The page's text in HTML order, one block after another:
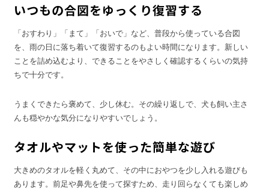
いつもの合図をゆっくり復習する
「おすわり」「まて」「おいで」など、普段から使っている合図
を、雨の日に落ち着いて復習するのもよい時間になります。新しい
ことを詰め込むより、できることをやさしく確認するくらいの気持
ちで十分です。
うまくできたら褒めて、少し休む。その繰り返しで、犬も飼い主さ
んも穏やかな気分になりやすいでしょう。
タオルやマットを使った簡単な遊び
大きめのタオルを軽く丸めて、その中におやつを少し入れる遊びも
あります。前足や鼻先を使って探すため、走り回らなくても楽しめ